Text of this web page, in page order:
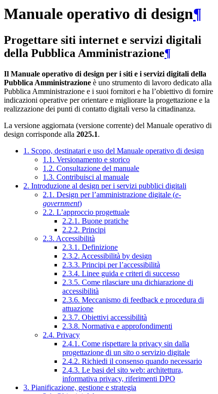
Manuale operativo di design¶
Progettare siti internet e servizi digitali
della Pubblica Amministrazione¶
Il Manuale operativo di design per i siti e i servizi digitali della
Pubblica Amministrazione è uno strumento di lavoro dedicato alla
Pubblica Amministrazione e i suoi fornitori e ha l’obiettivo di fornire
indicazioni operative per orientare e migliorare la progettazione e la
realizzazione dei punti di contatto digitali verso la cittadinanza.
La versione aggiornata (versione corrente) del Manuale operativo di
design corrisponde alla 2025.1.
1. Scopo, destinatari e uso del Manuale operativo di design
1.1. Versionamento e storico
1.2. Consultazione del manuale
1.3. Contribuisci al manuale
2. Introduzione al design per i servizi pubblici digitali
2.1. Design per l’amministrazione digitale (e-
government)
2.2. L’approccio progettuale
2.2.1. Buone pratiche
2.2.2. Principi
2.3. Accessibilità
2.3.1. Definizione
2.3.2. Accessibilità by design
2.3.3. Principi per l’accessibilità
2.3.4. Linee guida e criteri di successo
2.3.5. Come rilasciare una dichiarazione di
accessibilità
2.3.6. Meccanismo di feedback e procedura di
attuazione
2.3.7. Obiettivi accessibilità
2.3.8. Normativa e approfondimenti
2.4. Privacy
2.4.1. Come rispettare la privacy sin dalla
progettazione di un sito o servizio digitale
2.4.2. Richiedi il consenso quando necessario
2.4.3. Le basi del sito web: architettura,
informativa privacy, riferimenti DPO
3. Pianificazione, gestione e strategia